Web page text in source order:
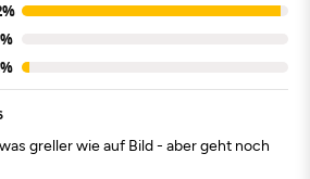
greller wie auf Bild - aber geht noch